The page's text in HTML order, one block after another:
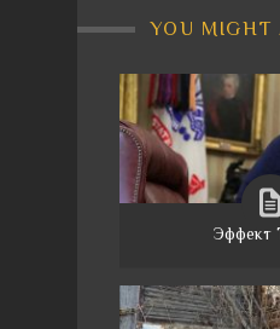
YOU MIGHT
Эффект